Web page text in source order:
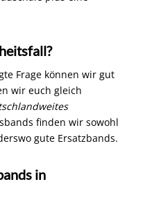
Frage können wir gut
wir euch gleich
finden wir sowohl
gute Ersatzbands.
in